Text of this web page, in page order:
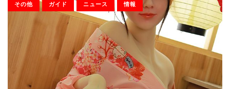
その他 ガイド ニュース 情報